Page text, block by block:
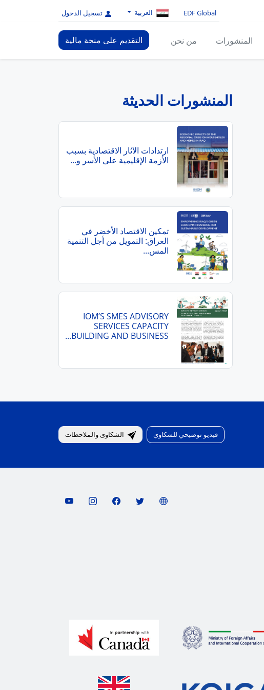
EDF Global العربية تسجيل الدخول
المنشورات من نحن التقديم على منحة مالية
المنشورات الحديثة
ارتدادات الآثار الاقتصادية بسبب
الأزمة الإقليمية على الأسر و...
تمكين الاقتصاد الأخضر في
العراق: التمويل من أجل التنمية
المس...
IOM’S SMES ADVISORY
SERVICES CAPACITY
BUILDING AND BUSINESS...
فيديو توضيحي للشكاوي الشكاوى والملاحظات